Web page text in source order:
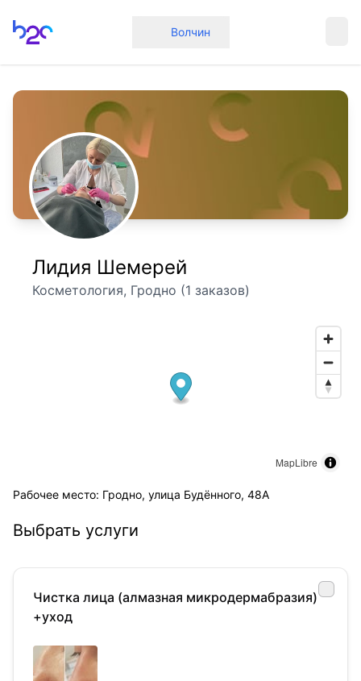
Главная Волчин
Лидия Шемерей
Косметология, Гродно (1 заказов)
MapLibre
Рабочее место: Гродно, улица Будённого, 48А
Выбрать услуги
Чистка лица (алмазная микродермабразия)
+уход